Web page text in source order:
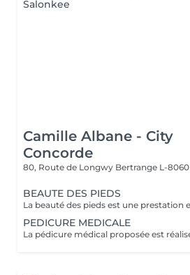
Camille Albane - City
Concorde
80, Route de Longwy Bertrange L-8060
BEAUTE DES PIEDS
PEDICURE MEDICALE